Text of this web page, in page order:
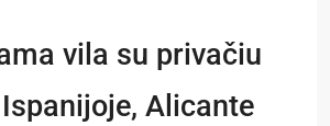
vila su privačiu
Alicante